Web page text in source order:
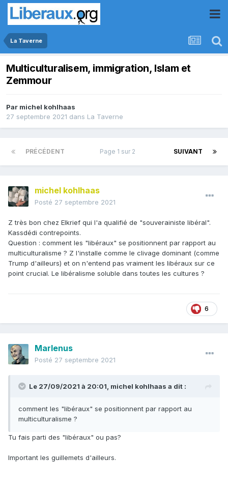
La Taverne
Multiculturalisem, immigration, Islam et
Zemmour
Par michel kohlhaas
27 septembre 2021 dans La Taverne
PRÉCÉDENT SUIVANT
Page 1 sur 2
michel kohlhaas
Posté 27 septembre 2021
Z très bon chez Elkrief qui l'a qualifié de "souverainiste libéral".
Kassdédi contrepoints.
Question : comment les "libéraux" se positionnent par rapport au
multiculturalisme ? Z l'installe comme le clivage dominant (comme
Trump d'ailleurs) et on n'entend pas vraiment les libéraux sur ce
point crucial. Le libéralisme soluble dans toutes les cultures ?
6
Marlenus
Posté 27 septembre 2021
Le 27/09/2021 à 20:01, michel kohlhaas a dit :
comment les "libéraux" se positionnent par rapport au
multiculturalisme ?
Tu fais parti des "libéraux" ou pas?
Important les guillemets d'ailleurs.